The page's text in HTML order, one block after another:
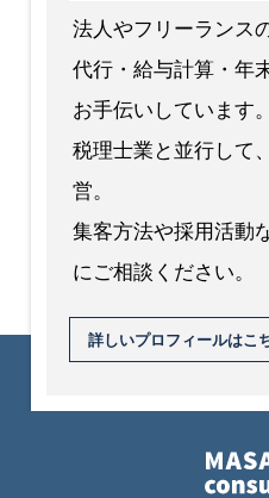
法人やフリーランス
代行・給与計算・年
お手伝いしています。
税理士業と並行して
営。
集客方法や採用活動
にご相談ください。
詳しいプロフィールはこ